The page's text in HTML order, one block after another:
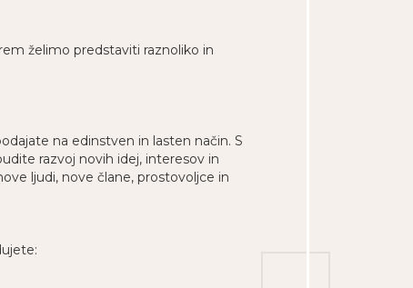
želimo predstaviti raznoliko in
na edinstven in lasten način. S
razvoj novih idej, interesov in
ljudi, nove člane, prostovoljce in